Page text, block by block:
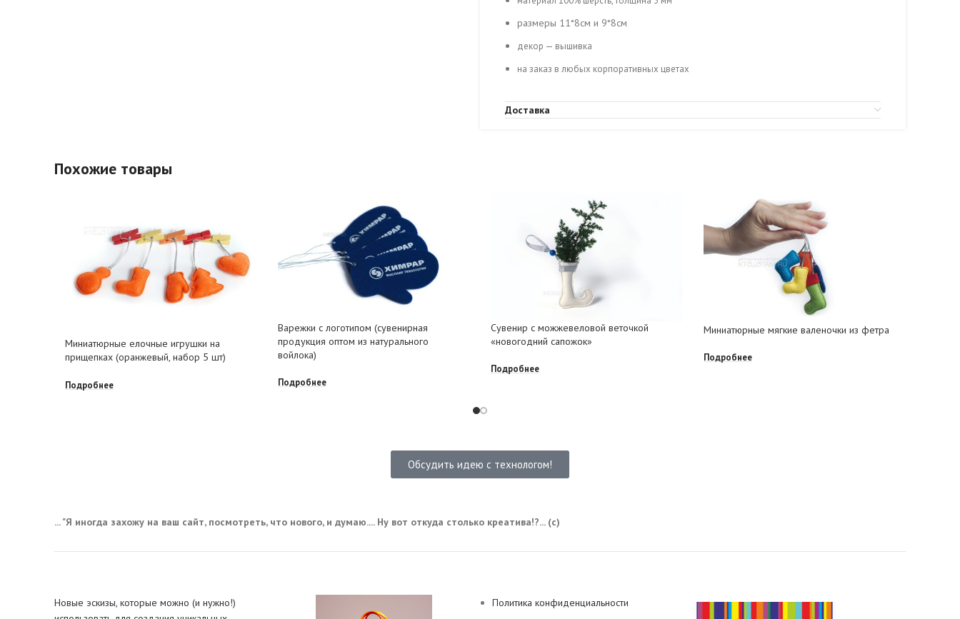
размеры 11*8см и 9*8см
декор — вышивка
на заказ в любых корпоративных цветах
Доставка
Похожие товары
Миниатюрные елочные игрушки на
прищепках (оранжевый, набор 5 шт)
Подробнее
Варежки с логотипом (сувенирная
продукция оптом из натурального
войлока)
Подробнее
Сувенир с можжевеловой веточкой
«новогодний сапожок»
Подробнее
Миниатюрные мягкие валеночки из фетра
Подробнее
Обсудить идею с технологом!
... "Я иногда захожу на ваш сайт, посмотреть, что нового, и думаю.... Ну вот откуда столько креатива!?... (с)
Новые эскизы, которые можно (и нужно!)
Политика конфиденциальности